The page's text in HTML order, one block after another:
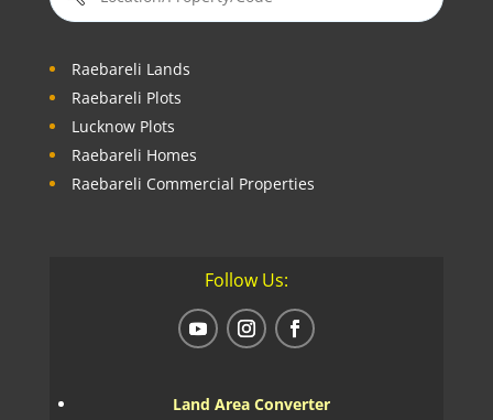
Raebareli Lands
Raebareli Plots
Lucknow Plots
Raebareli Homes
Raebareli Commercial Properties
Follow Us:
Land Area Converter